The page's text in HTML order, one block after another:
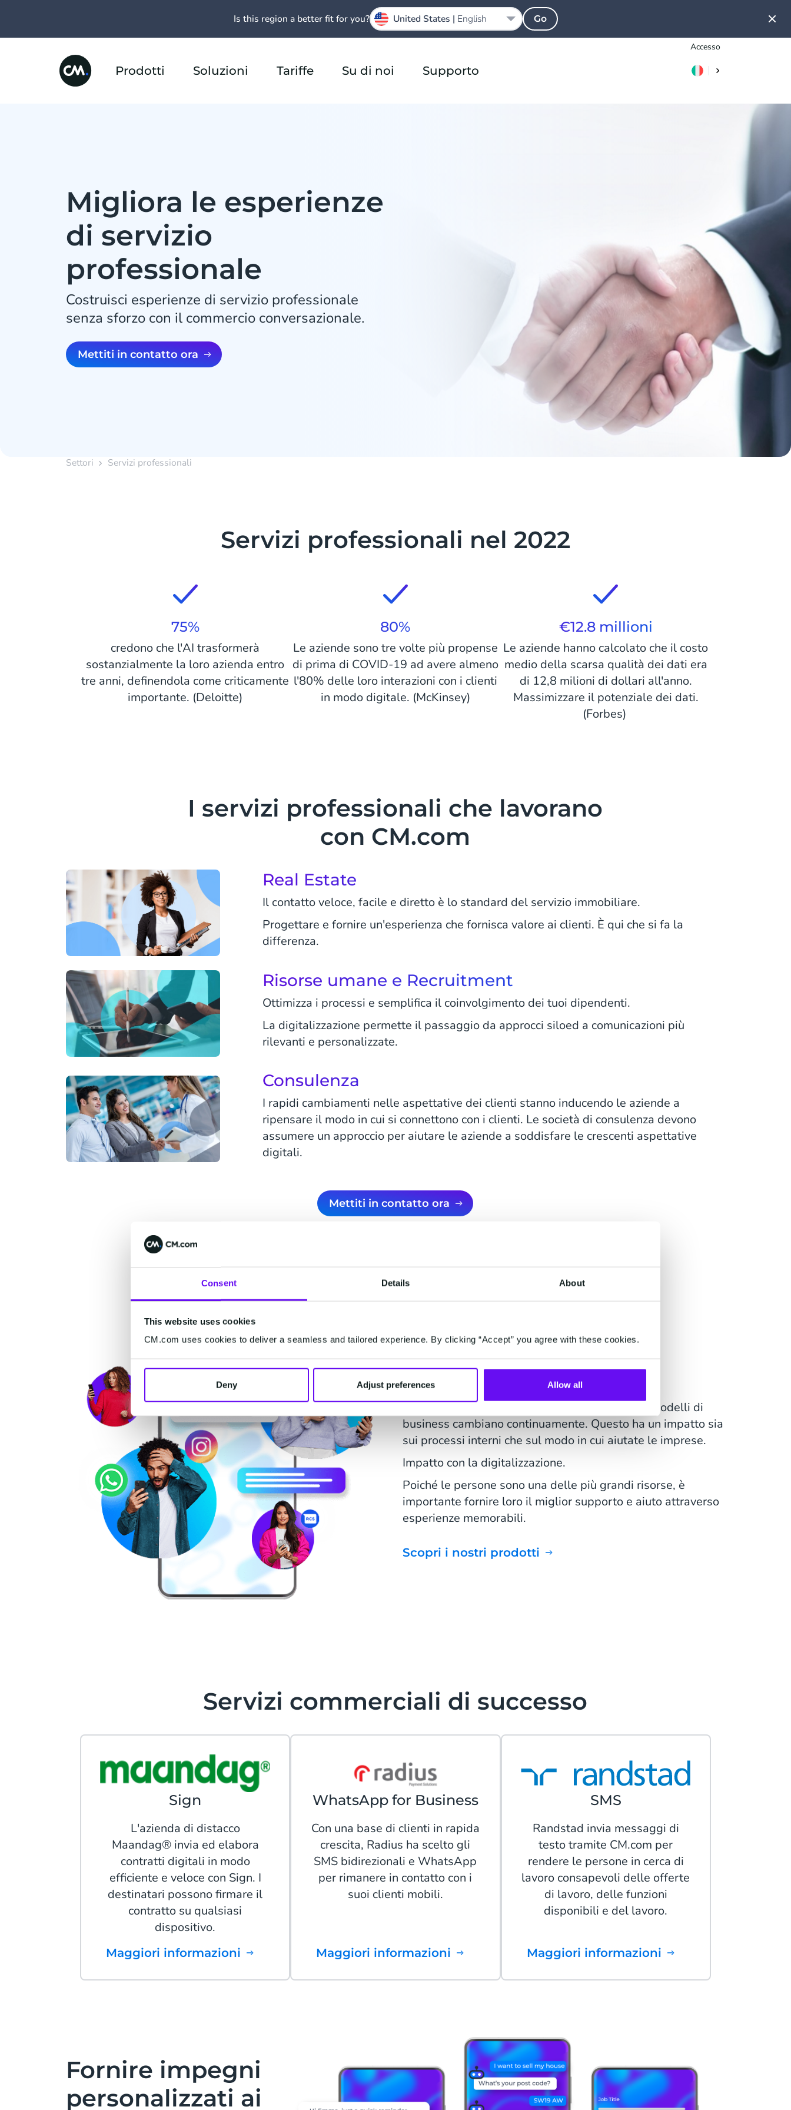
Consent Details About
This website uses cookies
CM.com uses cookies to deliver a seamless and tailored experience. By clicking “Accept” you agree with these cookies.
Deny Adjust preferences Allow all
Accesso
Prodotti Soluzioni Tariffe Su di noi Supporto
Migliora le esperienze
di servizio
professionale
Costruisci esperienze di servizio professionale
senza sforzo con il commercio conversazionale.
Mettiti in contatto ora
Settori Servizi professionali
Servizi professionali nel 2022
75%
credono che l'AI trasformerà
sostanzialmente la loro azienda entro
tre anni, definendola come criticamente
importante. (Deloitte)
80%
Le aziende sono tre volte più propense
di prima di COVID-19 ad avere almeno
l'80% delle loro interazioni con i clienti
in modo digitale. (McKinsey)
€12.8 millioni
Le aziende hanno calcolato che il costo
medio della scarsa qualità dei dati era
di 12,8 milioni di dollari all'anno.
Massimizzare il potenziale dei dati.
(Forbes)
I servizi professionali che lavorano
con CM.com
Real Estate
Il contatto veloce, facile e diretto è lo standard del servizio immobiliare.
Progettare e fornire un'esperienza che fornisca valore ai clienti. È qui che si fa la
differenza.
Risorse umane e Recruitment
Ottimizza i processi e semplifica il coinvolgimento dei tuoi dipendenti.
La digitalizzazione permette il passaggio da approcci siloed a comunicazioni più
rilevanti e personalizzate.
Consulenza
I rapidi cambiamenti nelle aspettative dei clienti stanno inducendo le aziende a
ripensare il modo in cui si connettono con i clienti. Le società di consulenza devono
assumere un approccio per aiutare le aziende a soddisfare le crescenti aspettative
digitali.
Mettiti in contatto ora
Aggiungere valore ai
servizi aziendali
Non solo il comportamento umano, ma anche i modelli di
business cambiano continuamente. Questo ha un impatto sia
sui processi interni che sul modo in cui aiutate le imprese.
Impatto con la digitalizzazione.
Poiché le persone sono una delle più grandi risorse, è
importante fornire loro il miglior supporto e aiuto attraverso
esperienze memorabili.
Scopri i nostri prodotti
Servizi commerciali di successo
Sign
L'azienda di distacco
Maandag® invia ed elabora
contratti digitali in modo
efficiente e veloce con Sign. I
destinatari possono firmare il
contratto su qualsiasi
dispositivo.
Maggiori informazioni
WhatsApp for Business
Con una base di clienti in rapida
crescita, Radius ha scelto gli
SMS bidirezionali e WhatsApp
per rimanere in contatto con i
suoi clienti mobili.
Maggiori informazioni
SMS
Randstad invia messaggi di
testo tramite CM.com per
rendere le persone in cerca di
lavoro consapevoli delle offerte
di lavoro, delle funzioni
disponibili e del lavoro.
Maggiori informazioni
Fornire impegni
personalizzati ai
Is this region a better fit for you? United States | English Go